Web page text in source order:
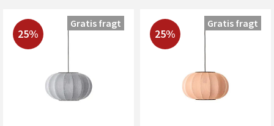
25%
Gratis fragt
25%
Gratis fragt